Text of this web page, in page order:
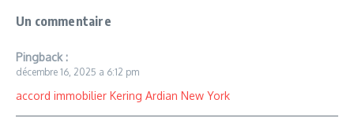
Un commentaire
Pingback :
décembre 16, 2025 a 6:12 pm
accord immobilier Kering Ardian New York